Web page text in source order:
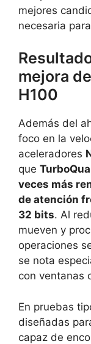
mejores
necesaria
mejora
H100
Además del
foco en la
aceleradores
que
veces más
de atención
32 bits. Al
mueven y
operaciones
se nota
con ventanas
En pruebas
diseñadas
capaz de